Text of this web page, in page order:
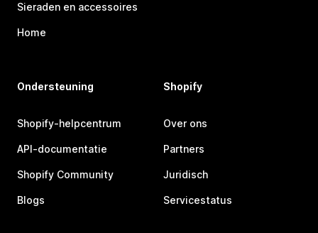
Sieraden en accessoires
Home
Ondersteuning
Shopify-helpcentrum
API-documentatie
Shopify Community
Blogs
Shopify
Over ons
Partners
Juridisch
Servicestatus